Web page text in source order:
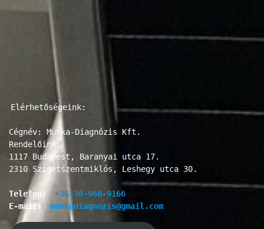
Elérhetőségeink:
Cégnév: Munka-Diagnózis Kft.
Rendelőink:
1117 Budapest, Baranyai utca 17.
2310 Szigetszentmiklós, Leshegy utca 30.
Telefon:
+36-30-966-9166
E-mail:
munkadiagnozis@gmail.com